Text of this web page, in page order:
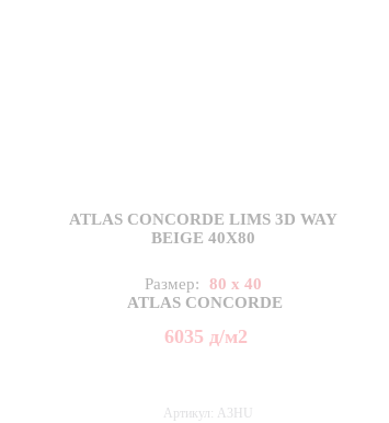
ATLAS CONCORDE LIMS 3D WAY
BEIGE 40X80
Размер:
80 x 40
ATLAS CONCORDE
6035 д/м2
Артикул: A3HU